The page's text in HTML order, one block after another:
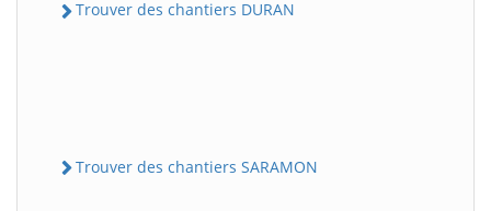
Trouver des chantiers DURAN
Trouver des chantiers SARAMON